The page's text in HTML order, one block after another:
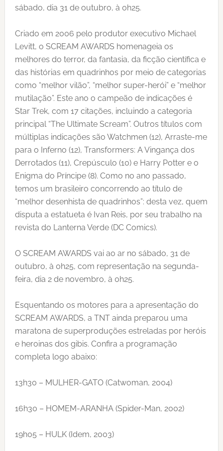
sábado, dia 31 de outubro, à 0h25.
Criado em 2006 pelo produtor executivo Michael
Levitt, o SCREAM AWARDS homenageia os
melhores do terror, da fantasia, da ficção científica e
das histórias em quadrinhos por meio de categorias
como “melhor vilão”, “melhor super-herói” e “melhor
mutilação”. Este ano o campeão de indicações é
Star Trek, com 17 citações, incluindo a categoria
principal “The Ultimate Scream”. Outros títulos com
múltiplas indicações são Watchmen (12), Arraste-me
para o Inferno (12), Transformers: A Vingança dos
Derrotados (11), Crepúsculo (10) e Harry Potter e o
Enigma do Príncipe (8). Como no ano passado,
temos um brasileiro concorrendo ao título de
“melhor desenhista de quadrinhos”: desta vez, quem
disputa a estatueta é Ivan Reis, por seu trabalho na
revista do Lanterna Verde (DC Comics).
O SCREAM AWARDS vai ao ar no sábado, 31 de
outubro, à 0h25, com representação na segunda-
feira, dia 2 de novembro, à 0h25.
Esquentando os motores para a apresentação do
SCREAM AWARDS, a TNT ainda preparou uma
maratona de superproduções estreladas por heróis
e heroinas dos gibis. Confira a programação
completa logo abaixo:
13h30 – MULHER-GATO (Catwoman, 2004)
16h30 – HOMEM-ARANHA (Spider-Man, 2002)
19h05 – HULK (Idem, 2003)